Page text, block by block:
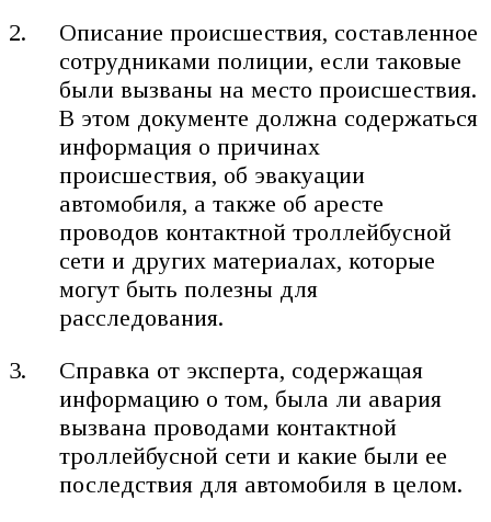
Описание происшествия, составленное
сотрудниками полиции, если таковые
были вызваны на место происшествия.
В этом документе должна содержаться
информация о причинах
происшествия, об эвакуации
автомобиля, а также об аресте
проводов контактной троллейбусной
сети и других материалах, которые
могут быть полезны для
расследования.
Справка от эксперта, содержащая
информацию о том, была ли авария
вызвана проводами контактной
троллейбусной сети и какие были ее
последствия для автомобиля в целом.